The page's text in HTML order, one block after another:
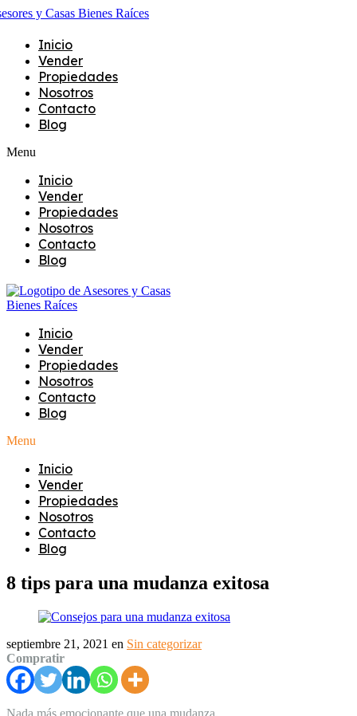
Inicio
Vender
Propiedades
Nosotros
Contacto
Blog
Menu
Inicio
Vender
Propiedades
Nosotros
Contacto
Blog
Inicio
Vender
Propiedades
Nosotros
Contacto
Blog
Menu
Inicio
Vender
Propiedades
Nosotros
Contacto
Blog
8 tips para una mudanza exitosa
septiembre 21, 2021 en Sin categorizar
Compratir
Nada más emocionante que una mudanza.